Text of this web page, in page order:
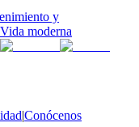
y
Vida moderna
|Conócenos